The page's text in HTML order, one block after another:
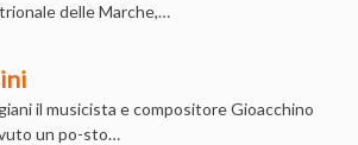
delle Marche,…
il musicista e compositore Gioacchino
un po-sto…